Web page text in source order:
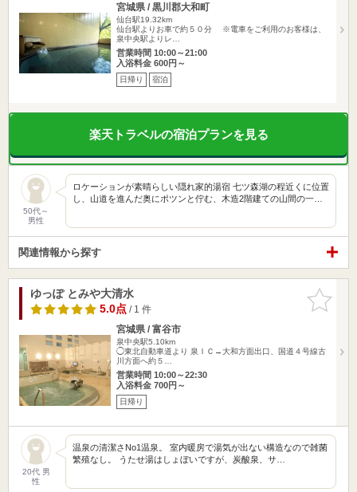
宮城県 / 黒川郡大和町
仙台駅19.32km
仙台駅よりお車で約５０分 ※電車をご利用のお客様は、
泉中央駅よりレ…
営業時間 10:00～21:00
入浴料金 600円～
日帰り 宿泊
楽天トラベルの宿泊プランを見る
50代～
男性
ロケーションが素晴らしい隠れ家的湯宿 七ツ森湖の程近くに位置
し、山道を進んだ奥にポツンと佇む、木造2階建ての山間の一…
関連情報から探す
お気に入
りに追加
ゆっぽ とみや大清水
5.0点/ 1 件
宮城県 / 富谷市
泉中央駅5.10km
◯東北自動車道より 泉ＩＣ→大和方面出口、国道４号線古
川方面へ約５…
営業時間 10:00～22:30
入浴料金 700円～
日帰り
20代 男
性
温泉の清潔さNo1温泉。 室内暖房で湯気が出ない構造なので雑菌
繁殖なし。 うたせ湯はしょぼいですが、炭酸泉、サ…